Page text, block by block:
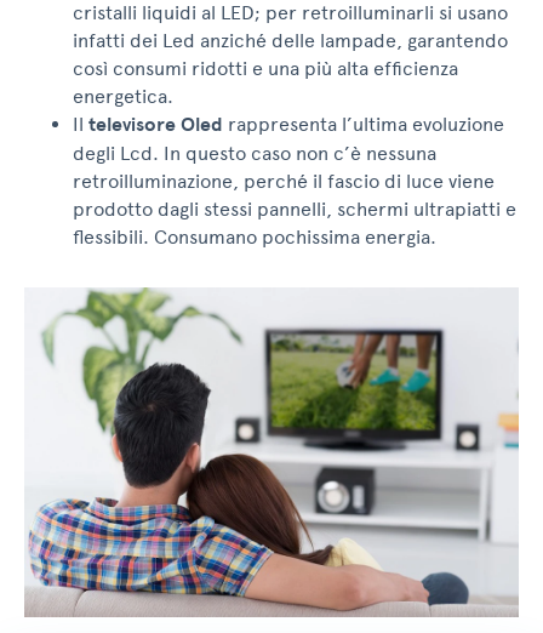
cristalli liquidi al LED; per retroilluminarli si usano
infatti dei Led anziché delle lampade, garantendo
così consumi ridotti e una più alta efficienza
energetica.
Il televisore Oled rappresenta l’ultima evoluzione
degli Lcd. In questo caso non c’è nessuna
retroilluminazione, perché il fascio di luce viene
prodotto dagli stessi pannelli, schermi ultrapiatti e
flessibili. Consumano pochissima energia.